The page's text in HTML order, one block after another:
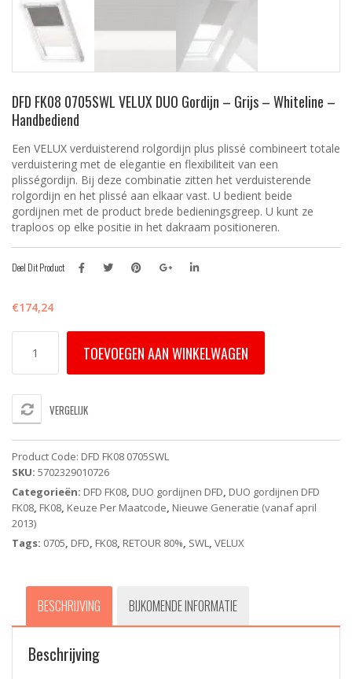
DFD FK08 0705SWL VELUX DUO Gordijn – Grijs – Whiteline –
Handbediend
Een VELUX verduisterend rolgordijn plus plissé combineert totale
verduistering met de elegantie en flexibiliteit van een
plisségordijn. Bij deze combinatie zitten het verduisterende
rolgordijn en het plissé aan elkaar vast. U bedient beide
gordijnen met de product brede bedieningsgreep. U kunt ze
traploos op elke positie in het dakraam positioneren.
Deel Dit Product
€174,24
FK08
DUO
gordijn
-
Whiteline
-
handbediend
aantal
TOEVOEGEN AAN WINKELWAGEN
VERGELIJK
Product Code: DFD FK08 0705SWL
SKU: 5702329010726
Categorieën: DFD FK08, DUO gordijnen DFD, DUO gordijnen DFD
FK08, FK08, Keuze Per Maatcode, Nieuwe Generatie (vanaf april
2013)
Tags: 0705, DFD, FK08, RETOUR 80%, SWL, VELUX
BESCHRIJVING BIJKOMENDE INFORMATIE
Beschrijving